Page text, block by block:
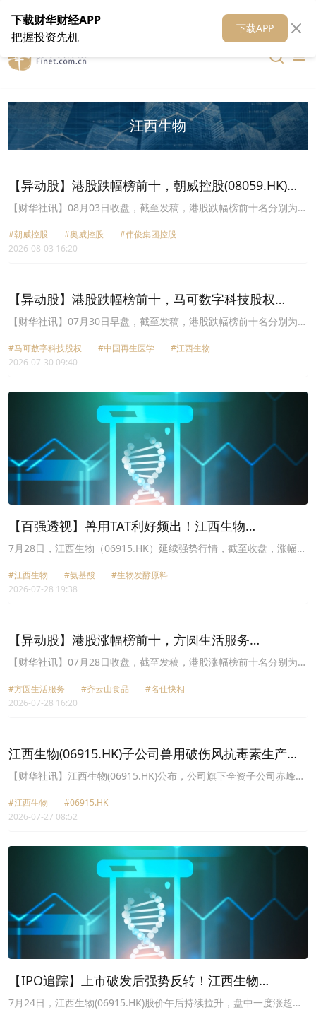
在线客服 关于我们 财华媒体矩阵 财华智库
江西生物
【异动股】港股跌幅榜前十，朝威控股(08059.HK)跌
29.17%，奥威控股(01370.HK)跌26.95%
【财华社讯】08月03日收盘，截至发稿，港股跌幅榜前十名分别为朝
伟俊集团控股(01013.HK)跌幅25.93%、中国金融国际(00721.HK)跌
幅22.29%、高裕金融(08221.HK)跌幅19.46%、江西生物(06915.HK)
(02330.HK)跌幅14.49%。
#朝威控股 #奥威控股
#伟俊集团控股
2026-08-03 16:20
【异动股】港股跌幅榜前十，马可数字科技股权
(02987.HK)跌44.44%，中国再生医学(08158.HK)跌
【财华社讯】07月30日早盘，截至发稿，港股跌幅榜前十名分别为马
跌幅12.59%、江西生物(06915.HK)跌幅10.33%、协同通信
(01613.HK)跌幅9.30%、新吉奥房车(00805.HK)跌幅9.18%、荣尊国
8.68%、拨康视云-B(02592.HK)跌幅8.40%、伟禄科技股份
(01196.HK)跌幅8.15%、澳亚集团(02425.HK)跌幅7.98%。
#马可数字科技股权 #中国再生医学
#江西生物
2026-07-30 09:40
【百强透视】兽用TAT利好频出！江西生物
（06915.HK）连创新高
7月28日，江西生物（06915.HK）延续强势行情，截至收盘，涨幅扩
#江西生物 #氨基酸
#生物发酵原料
2026-07-28 19:38
【异动股】港股涨幅榜前十，方圆生活服务
(09978.HK)涨+291.30%，齐云山食品(02797.HK)涨
【财华社讯】07月28日收盘，截至发稿，港股涨幅榜前十名分别为方
+107.51%、名仕快相(08483.HK)涨幅+94.64%、云智汇科技
(01037.HK)涨幅+61.90%、木薯资源(00841.HK)涨幅+56.25%、爱世
涨幅+24.55%、第七大道(00797.HK)涨幅+24.34%。
#方圆生活服务 #齐云山食品
#名仕快相
2026-07-28 16:20
江西生物(06915.HK)子公司兽用破伤风抗毒素生产线
正式投产
【财华社讯】江西生物(06915.HK)公布，公司旗下全资子公司赤峰博
治区赤峰市正式投产。兽用TAT主要用于预防及治疗外伤或手术导致
的动物破伤风。破伤风是由破伤风梭菌产生的毒素作用于动物神经系
提供被动免疫保护。
#江西生物
#06915.HK
2026-07-27 08:52
【IPO追踪】上市破发后强势反转！江西生物
（06915.HK）一度涨超40%
7月24日，江西生物(06915.HK)股价午后持续拉升，盘中一度涨超
下载财华财经APP
把握投资先机
下载APP